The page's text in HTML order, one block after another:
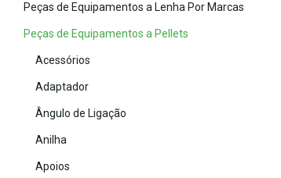
Peças de Equipamentos a Lenha Por Marcas
Peças de Equipamentos a Pellets
Acessórios
Adaptador
Ângulo de Ligação
Anilha
Apoios